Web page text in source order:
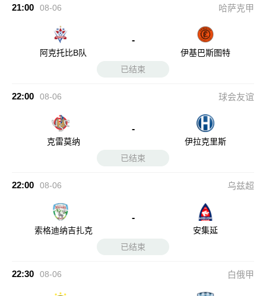
21:00 08-06 哈萨克甲
阿克托比B队
-
伊基巴斯图特
已结束
22:00 08-06 球会友谊
克雷莫纳
-
伊拉克里斯
已结束
22:00 08-06 乌兹超
索格迪纳吉扎克
-
安集延
已结束
22:30 08-06 白俄甲